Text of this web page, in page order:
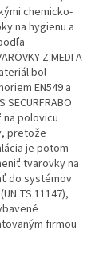
chemicko-
na hygienu a
Z MEDI A
bol
EN549 a
polovicu
pretože
je potom
tvarovky na
do systémov
TS 11147),
firmou